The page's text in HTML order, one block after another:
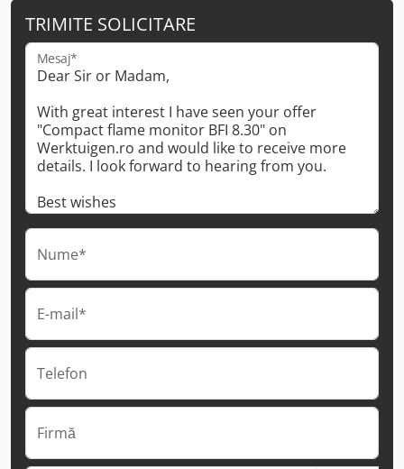
TRIMITE SOLICITARE
Mesaj*
Nume*
E-mail*
Telefon
Firmă